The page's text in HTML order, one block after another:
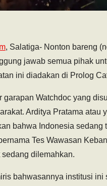
, Salatiga- Nonton bareng
jawab semua pihak
ini diadakan di Prolog
garapan Watchdoc yang
Arditya Pratama
bahwa Indonesia
Tes Wawasan
dilemahkan.
bahwasannya institusi